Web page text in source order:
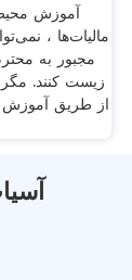
آموزش
مالیات‌ها ،
مجبور به
زیست کنند. مگر
از طریق آموزش